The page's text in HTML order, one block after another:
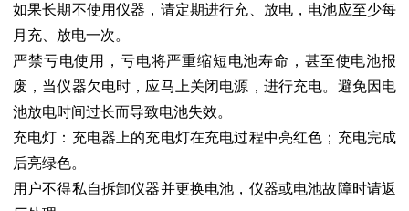
如果长期不使用仪器，请定期进行充、放电，电池应至少每
月充、放电一次。
严禁亏电使用，亏电将严重缩短电池寿命，甚至使电池报
废，当仪器欠电时，应马上关闭电源，进行充电。避免因电
池放电时间过长而导致电池失效。
充电灯：充电器上的充电灯在充电过程中亮红色；充电完成
后亮绿色。
用户不得私自拆卸仪器并更换电池，仪器或电池故障时请返